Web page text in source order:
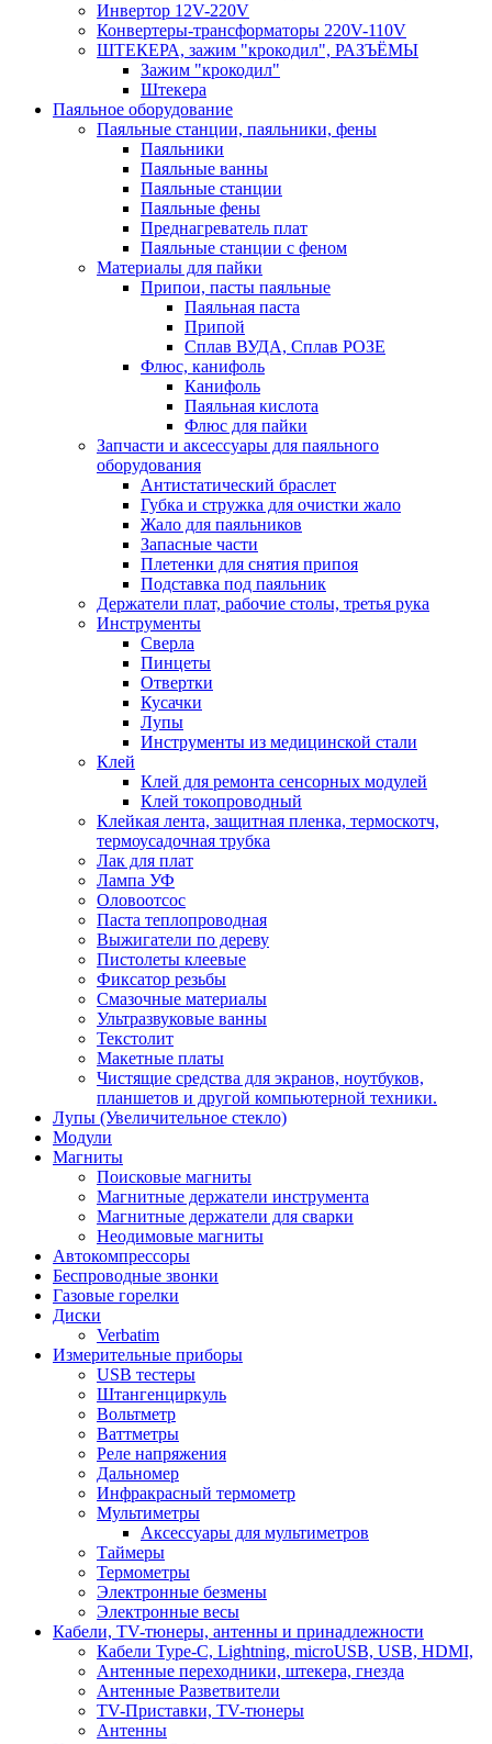
Инвертор 12V-220V
Конвертеры-трансформаторы 220V-110V
ШТЕКЕРА, зажим "крокодил", РАЗЪЁМЫ
Зажим "крокодил"
Штекера
Паяльное оборудование
Паяльные станции, паяльники, фены
Паяльники
Паяльные ванны
Паяльные станции
Паяльные фены
Преднагреватель плат
Паяльные станции с феном
Материалы для пайки
Припои, пасты паяльные
Паяльная паста
Припой
Сплав ВУДА, Сплав РОЗЕ
Флюс, канифоль
Канифоль
Паяльная кислота
Флюс для пайки
Запчасти и аксессуары для паяльного
оборудования
Антистатический браслет
Губка и стружка для очистки жало
Жало для паяльников
Запасные части
Плетенки для снятия припоя
Подставка под паяльник
Держатели плат, рабочие столы, третья рука
Инструменты
Сверла
Пинцеты
Отвертки
Кусачки
Лупы
Инструменты из медицинской стали
Клей
Клей для ремонта сенсорных модулей
Клей токопроводный
Клейкая лента, защитная пленка, термоскотч,
термоусадочная трубка
Лак для плат
Лампа УФ
Оловоотсос
Паста теплопроводная
Выжигатели по дереву
Пистолеты клеевые
Фиксатор резьбы
Смазочные материалы
Ультразвуковые ванны
Текстолит
Макетные платы
Чистящие средства для экранов, ноутбуков,
планшетов и другой компьютерной техники.
Лупы (Увеличительное стекло)
Модули
Магниты
Поисковые магниты
Магнитные держатели инструмента
Магнитные держатели для сварки
Неодимовые магниты
Автокомпрессоры
Беспроводные звонки
Газовые горелки
Диски
Verbatim
Измерительные приборы
USB тестеры
Штангенциркуль
Вольтметр
Ваттметры
Реле напряжения
Дальномер
Инфракрасный термометр
Мультиметры
Аксессуары для мультиметров
Таймеры
Термометры
Электронные безмены
Электронные весы
Кабели, TV-тюнеры, антенны и принадлежности
Кабели Type-C, Lightning, microUSB, USB, HDMI,
Антенные переходники, штекера, гнезда
Антенные Разветвители
TV-Приставки, TV-тюнеры
Антенны